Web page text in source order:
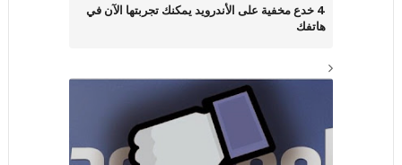
4 خدع مخفية على الأندرويد يمكنك تجربتها الآن في
هاتفك